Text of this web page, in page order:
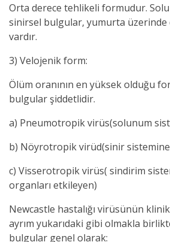
Orta derece tehlikeli formudur.
sinirsel bulgular, yumurta üzerinde
vardır.
3) Velojenik form:
Ölüm oranının en yüksek olduğu
bulgular şiddetlidir.
a) Pneumotropik virüs(solunum
b) Nöyrotropik virüd(sinir
c) Visserotropik virüs( sindirim
organları etkileyen)
Newcastle hastalığı virüsünün
ayrım yukarıdaki gibi olmakla
bulgular genel olarak: